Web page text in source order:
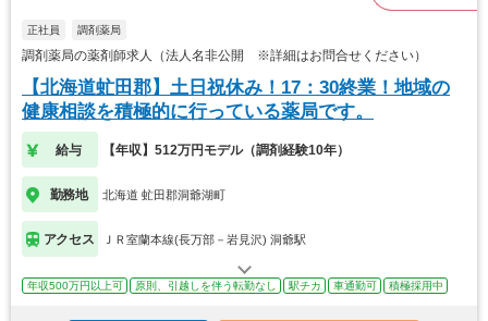
正社員 調剤薬局
調剤薬局の薬剤師求人（法人名非公開 ※詳細はお問合せください）
【北海道虻田郡】土日祝休み！17：30終業！地域の
健康相談を積極的に行っている薬局です。
給与 【年収】512万円モデル（調剤経験10年）
勤務地 北海道 虻田郡洞爺湖町
アクセス ＪＲ室蘭本線(長万部－岩見沢) 洞爺駅
年収500万円以上可 原則、引越しを伴う転勤なし 駅チカ 車通勤可 積極採用中